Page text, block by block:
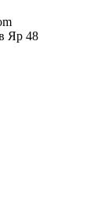
Яр 48